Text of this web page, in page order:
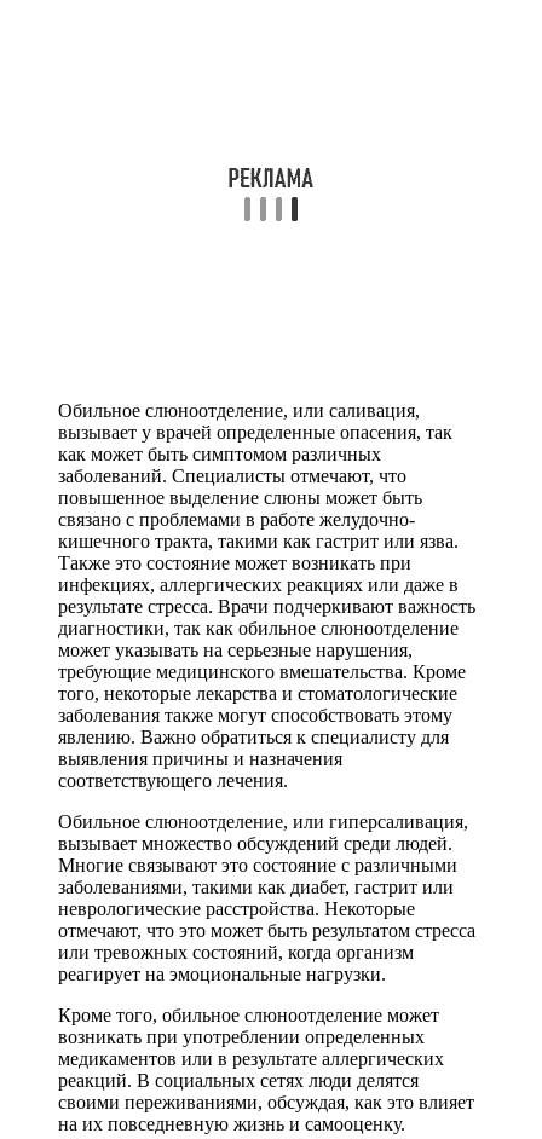
Обильное слюноотделение, или саливация,
вызывает у врачей определенные опасения, так
как может быть симптомом различных
заболеваний. Специалисты отмечают, что
повышенное выделение слюны может быть
связано с проблемами в работе желудочно-
кишечного тракта, такими как гастрит или язва.
Также это состояние может возникать при
инфекциях, аллергических реакциях или даже в
результате стресса. Врачи подчеркивают важность
диагностики, так как обильное слюноотделение
может указывать на серьезные нарушения,
требующие медицинского вмешательства. Кроме
того, некоторые лекарства и стоматологические
заболевания также могут способствовать этому
явлению. Важно обратиться к специалисту для
выявления причины и назначения
соответствующего лечения.
Обильное слюноотделение, или гиперсаливация,
вызывает множество обсуждений среди людей.
Многие связывают это состояние с различными
заболеваниями, такими как диабет, гастрит или
неврологические расстройства. Некоторые
отмечают, что это может быть результатом стресса
или тревожных состояний, когда организм
реагирует на эмоциональные нагрузки.
Кроме того, обильное слюноотделение может
возникать при употреблении определенных
медикаментов или в результате аллергических
реакций. В социальных сетях люди делятся
своими переживаниями, обсуждая, как это влияет
на их повседневную жизнь и самооценку.